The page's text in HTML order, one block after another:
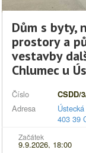
Dům s byty,
prostory a
vestavby
Chlumec u
Číslo CSDD/
Adresa
403 39
Popis
Začátek
9.9.2026, 18:00